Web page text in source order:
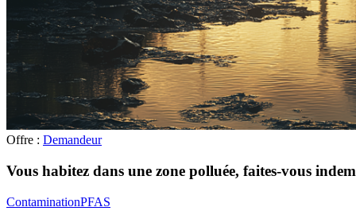
Offre : Demandeur
Vous habitez dans une zone polluée, faites-vous
ContaminationPFAS